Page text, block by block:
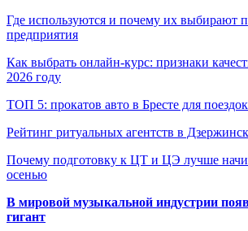
Где используются и почему их выбирают
предприятия
Как выбрать онлайн-курс: признаки
2026 году
ТОП 5: прокатов авто в Бресте для
Рейтинг ритуальных агентств в
Почему подготовку к ЦТ и ЦЭ лучше
осенью
В мировой музыкальной индустрии
гигант